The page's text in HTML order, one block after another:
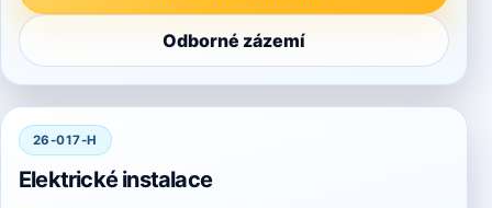
Odborné zázemí
26-017-H
Elektrické instalace